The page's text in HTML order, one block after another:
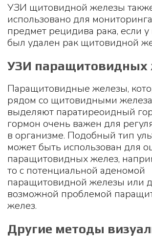
УЗИ щитовидной железы
использовано для
предмет рецидива рака, если у
был удален рак щитовидной
УЗИ паращитовидных
Паращитовидные железы,
рядом со щитовидными
выделяют паратиреоидный
гормон очень важен для
в организме. Подобный тип
может быть использован для
паращитовидных желез,
то с потенциальной аденомой
паращитовидной железы или
возможной проблемой
желез.
Другие методы